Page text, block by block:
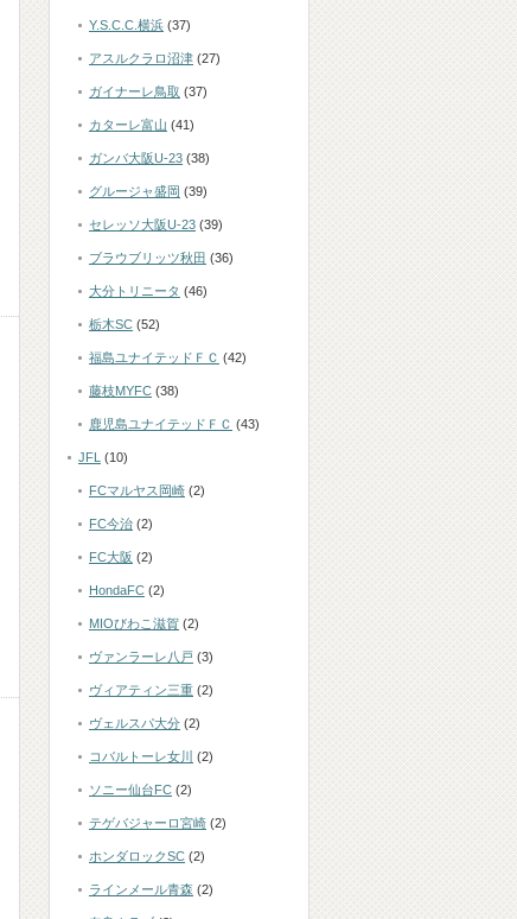
Y.S.C.C.横浜 (37)
アスルクラロ沼津 (27)
ガイナーレ鳥取 (37)
カターレ富山 (41)
ガンバ大阪U-23 (38)
グルージャ盛岡 (39)
セレッソ大阪U-23 (39)
ブラウブリッツ秋田 (36)
大分トリニータ (46)
栃木SC (52)
福島ユナイテッドＦＣ (42)
藤枝MYFC (38)
鹿児島ユナイテッドＦＣ (43)
JFL (10)
FCマルヤス岡崎 (2)
FC今治 (2)
FC大阪 (2)
HondaFC (2)
MIOびわこ滋賀 (2)
ヴァンラーレ八戸 (3)
ヴィアティン三重 (2)
ヴェルスパ大分 (2)
コバルトーレ女川 (2)
ソニー仙台FC (2)
テゲバジャーロ宮崎 (2)
ホンダロックSC (2)
ラインメール青森 (2)